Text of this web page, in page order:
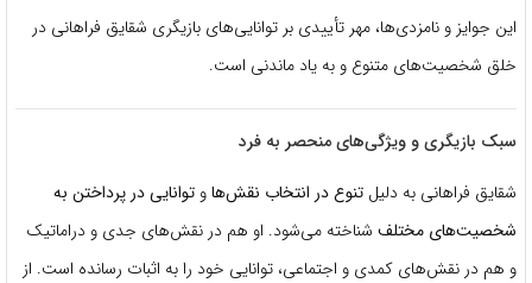
این جوایز و نامزدی‌ها، مهر تأییدی بر توانایی‌های بازیگری شقایق فراهانی در
خلق شخصیت‌های متنوع و به یاد ماندنی است.
سبک بازیگری و ویژگی‌های منحصر به فرد
شقایق فراهانی به دلیل تنوع در انتخاب نقش‌هاو توانایی در پرداختن به
شخصیت‌های مختلف شناخته می‌شود. او هم در نقش‌های جدی و دراماتیک
و هم در نقش‌های کمدی و اجتماعی، توانایی خود را به اثبات رسانده است. از